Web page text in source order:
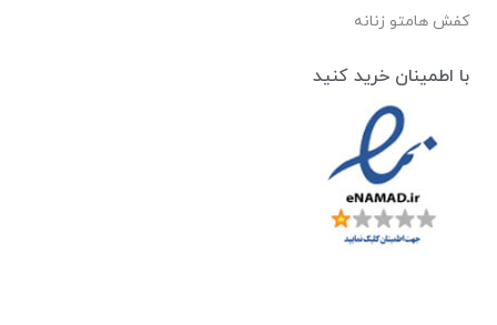
کفش هامتو زنانه
با اطمینان خرید کنید